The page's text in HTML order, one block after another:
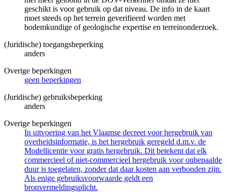
geschikt is voor gebruik op dat niveau. De info in de kaart
moet steeds op het terrein geverifieerd worden met
bodemkundige of geologische expertise en terreinonderzoek.
(Juridische) toegangsbeperking
anders
Overige beperkingen
geen beperkingen
(Juridische) gebruiksbeperking
anders
Overige beperkingen
In uitvoering van het Vlaamse decreet voor hergebruik van
overheidsinformatie, is het hergebruik geregeld d.m.v. de
Modellicentie voor gratis hergebruik. Dit betekent dat elk
commercieel of niet-commercieel hergebruik voor onbepaalde
duur is toegelaten, zonder dat daar kosten aan verbonden zijn.
Als enige gebruiksvoorwaarde geldt een
bronvermeldingsplicht.